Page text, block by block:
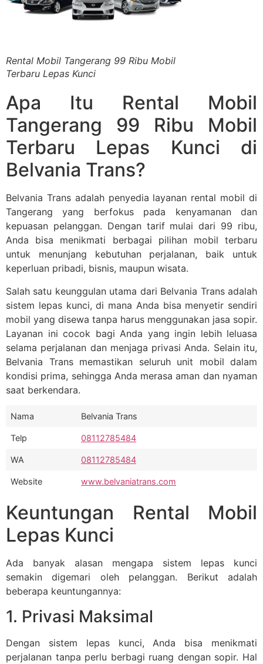
Rental Mobil Tangerang 99 Ribu Mobil
Terbaru Lepas Kunci
Apa Itu Rental Mobil
Tangerang 99 Ribu Mobil
Terbaru Lepas Kunci di
Belvania Trans?
Belvania Trans adalah penyedia layanan rental mobil di
Tangerang yang berfokus pada kenyamanan dan
kepuasan pelanggan. Dengan tarif mulai dari 99 ribu,
Anda bisa menikmati berbagai pilihan mobil terbaru
untuk menunjang kebutuhan perjalanan, baik untuk
keperluan pribadi, bisnis, maupun wisata.
Salah satu keunggulan utama dari Belvania Trans adalah
sistem lepas kunci, di mana Anda bisa menyetir sendiri
mobil yang disewa tanpa harus menggunakan jasa sopir.
Layanan ini cocok bagi Anda yang ingin lebih leluasa
selama perjalanan dan menjaga privasi Anda. Selain itu,
Belvania Trans memastikan seluruh unit mobil dalam
kondisi prima, sehingga Anda merasa aman dan nyaman
saat berkendara.
Nama Belvania Trans
Telp 08112785484
WA 08112785484
Website www.belvaniatrans.com
Keuntungan Rental Mobil
Lepas Kunci
Ada banyak alasan mengapa sistem lepas kunci
semakin digemari oleh pelanggan. Berikut adalah
beberapa keuntungannya:
1. Privasi Maksimal
Dengan sistem lepas kunci, Anda bisa menikmati
perjalanan tanpa perlu berbagi ruang dengan sopir. Hal